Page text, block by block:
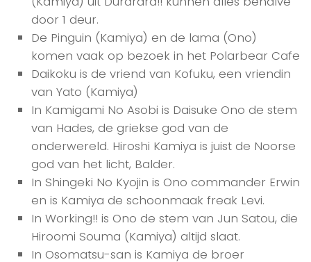
door 1 deur.
De Pinguin (Kamiya) en de lama (Ono)
komen vaak op bezoek in het Polarbear Cafe
Daikoku is de vriend van Kofuku, een vriendin
van Yato (Kamiya)
In Kamigami No Asobi is Daisuke Ono de stem
van Hades, de griekse god van de
onderwereld. Hiroshi Kamiya is juist de Noorse
god van het licht, Balder.
In Shingeki No Kyojin is Ono commander Erwin
en is Kamiya de schoonmaak freak Levi.
In Working!! is Ono de stem van Jun Satou, die
Hiroomi Souma (Kamiya) altijd slaat.
In Osomatsu-san is Kamiya de broer